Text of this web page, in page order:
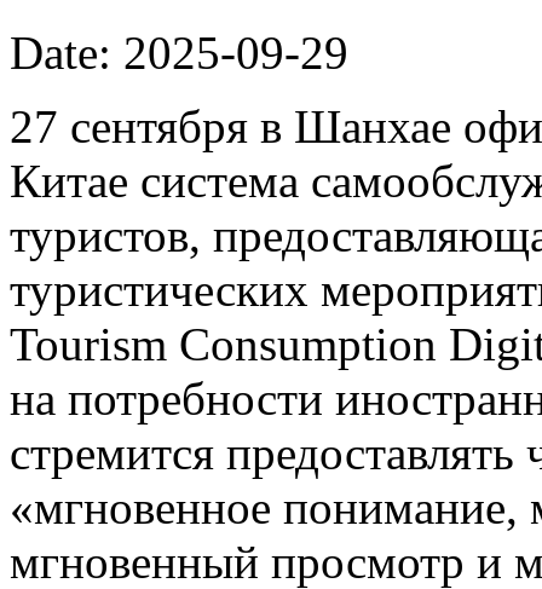
Date: 2025-09-29
27 сентября в Шанхае
Китае система
туристов,
туристических
Tourism Consumption
на потребности
стремится
«мгновенное
мгновенный просмотр и